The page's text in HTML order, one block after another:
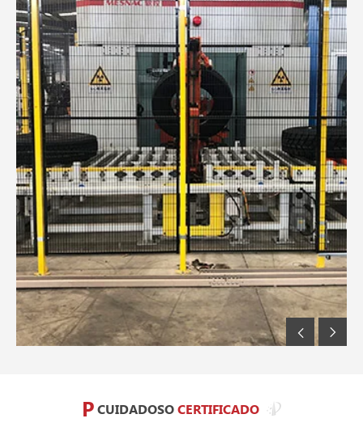
PCUIDADOSOCERTIFICADO